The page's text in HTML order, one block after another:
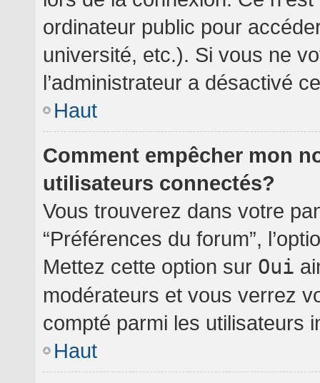
ordinateur public pour
université, etc.). Si vous ne
l’administrateur a désactivé
Haut
Comment empêcher mon
utilisateurs connectés?
Vous trouverez dans votre
“Préférences du forum”,
Mettez cette option sur Oui
modérateurs et vous verrez
compté parmi les utilisateurs
Haut